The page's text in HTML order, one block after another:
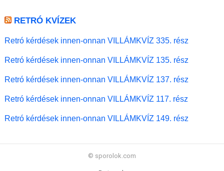
RETRÓ KVÍZEK
Retró kérdések innen-onnan VILLÁMKVÍZ 335. rész
Retró kérdések innen-onnan VILLÁMKVÍZ 135. rész
Retró kérdések innen-onnan VILLÁMKVÍZ 137. rész
Retró kérdések innen-onnan VILLÁMKVÍZ 117. rész
Retró kérdések innen-onnan VILLÁMKVÍZ 149. rész
© sporolok.com